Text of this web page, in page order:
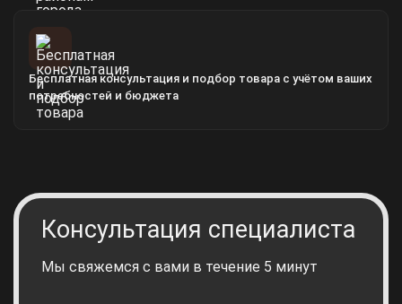
Бесплатная консультация и подбор товара с учётом ваших
потребностей и бюджета
Консультация специалиста
Мы свяжемся с вами в течение 5 минут